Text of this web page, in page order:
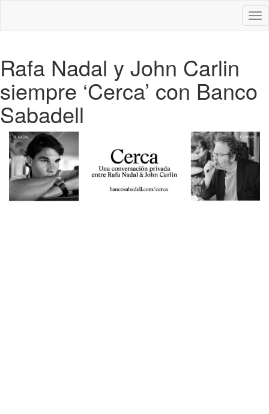
Rafa Nadal y John Carlin
siempre ‘Cerca’ con Banco
Sabadell